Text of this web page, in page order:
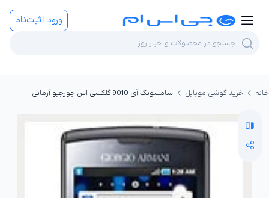
ورود | ثبت‌نام
خانه خرید گوشی موبایل سامسونگ آی 9010 گلکسی اس جورجیو آرمانی